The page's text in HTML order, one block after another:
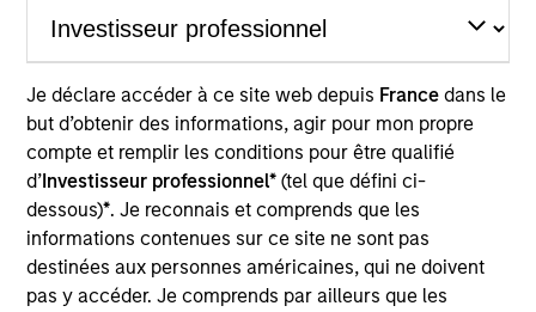
Je déclare accéder à ce site web depuis France dans le
but d’obtenir des informations, agir pour mon propre
compte et remplir les conditions pour être qualifié
d’Investisseur professionnel*(tel que défini ci-
dessous)*. Je reconnais et comprends que les
informations contenues sur ce site ne sont pas
destinées aux personnes américaines, qui ne doivent
pas y accéder. Je comprends par ailleurs que les
Overview
The Applied Enhanced Index Russell 1000 Strategy
seeks to achieve Russell 1000 Index-like returns after
fees. Using its core process to adjust the portfolio to the
ever-changing macro-economic landscape, the team
aims to identify 200-300 stocks that, in aggregate, have
exposure to styles it believes will drive returns in the
current market environment.